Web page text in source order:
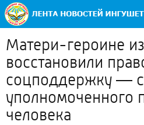
Матери-героине
восстановили
соцподдержку —
уполномоченного
человека